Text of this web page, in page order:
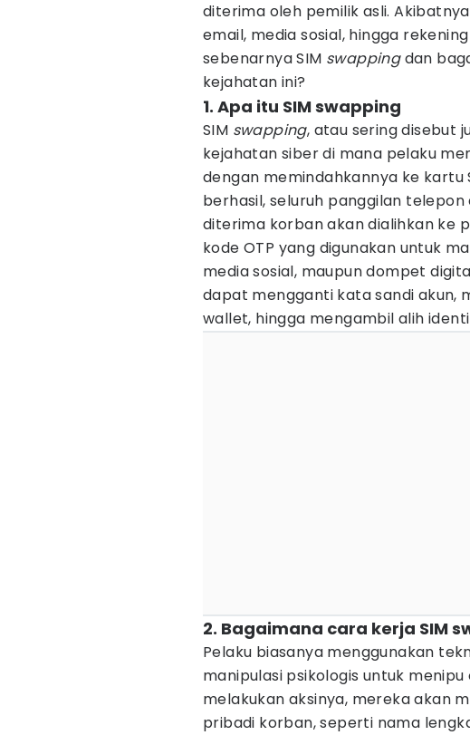
diterima oleh pemilik asli.
email, media sosial, hingga
sebenarnya SIM swappingdan
kejahatan ini?
1. Apa itu SIM swapping
SIM swapping, atau sering disebut
kejahatan siber di mana pelaku
dengan memindahkannya ke kartu
berhasil, seluruh panggilan telepon
diterima korban akan dialihkan ke
kode OTP yang digunakan untuk
media sosial, maupun dompet
dapat mengganti kata sandi akun,
wallet, hingga mengambil alih
2. Bagaimana cara kerja SIM
Pelaku biasanya menggunakan
manipulasi psikologis untuk
melakukan aksinya, mereka akan
pribadi korban, seperti nama